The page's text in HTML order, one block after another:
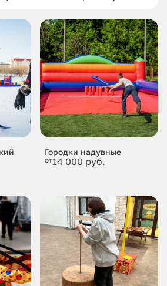
Городки надувные
от14 000 руб.